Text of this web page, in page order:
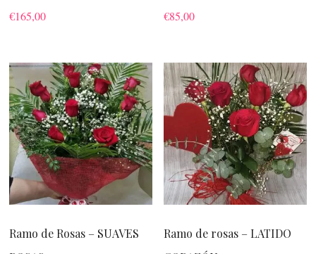
€165,00
€85,00
Ramo de Rosas – SUAVES
Ramo de rosas – LATIDO